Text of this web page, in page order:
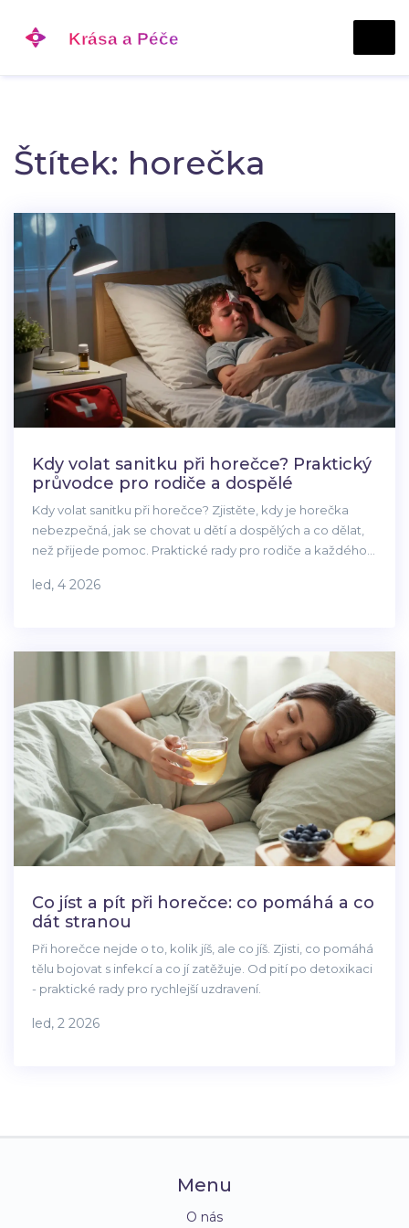
Štítek: horečka
Kdy volat sanitku při horečce? Praktický
průvodce pro rodiče a dospělé
Kdy volat sanitku při horečce? Zjistěte, kdy je horečka
nebezpečná, jak se chovat u dětí a dospělých a co dělat,
než přijede pomoc. Praktické rady pro rodiče a každého,
led, 4 2026
Co jíst a pít při horečce: co pomáhá a co
dát stranou
Při horečce nejde o to, kolik jíš, ale co jíš. Zjisti, co pomáhá
tělu bojovat s infekcí a co jí zatěžuje. Od pití po detoxikaci
- praktické rady pro rychlejší uzdravení.
led, 2 2026
Menu
O nás